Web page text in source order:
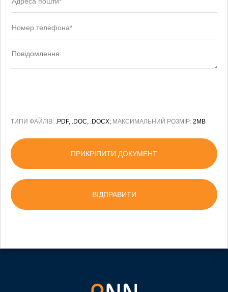
ТИПИ ФАЙЛІВ: .PDF, .DOC, .DOCX; МАКСИМАЛЬНИЙ РОЗМІР: 2MB
ПРИКРІПИТИ ДОКУМЕНТ